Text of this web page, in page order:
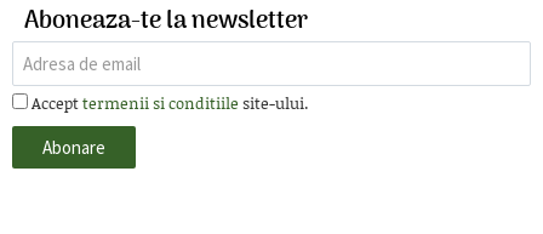
Aboneaza-te la newsletter
Accepttermenii si conditiile site-ului.